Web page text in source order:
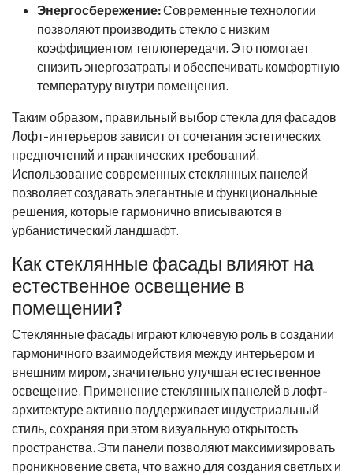
Энергосбережение:Современные технологии
позволяют производить стекло с низким
коэффициентом теплопередачи. Это помогает
снизить энергозатраты и обеспечивать комфортную
температуру внутри помещения.
Таким образом, правильный выбор стекла для фасадов
Лофт-интерьеров зависит от сочетания эстетических
предпочтений и практических требований.
Использование современных стеклянных панелей
позволяет создавать элегантные и функциональные
решения, которые гармонично вписываются в
урбанистический ландшафт.
Как стеклянные фасады влияют на
естественное освещение в
помещении?
Стеклянные фасады играют ключевую роль в создании
гармоничного взаимодействия между интерьером и
внешним миром, значительно улучшая естественное
освещение. Применение стеклянных панелей в лофт-
архитектуре активно поддерживает индустриальный
стиль, сохраняя при этом визуальную открытость
пространства. Эти панели позволяют максимизировать
проникновение света, что важно для создания светлых и